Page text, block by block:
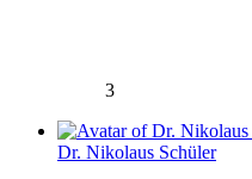
3
Dr. Nikolaus Schüler